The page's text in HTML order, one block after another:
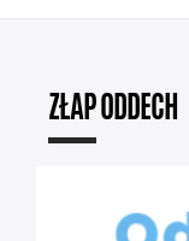
ZŁAP ODDECH